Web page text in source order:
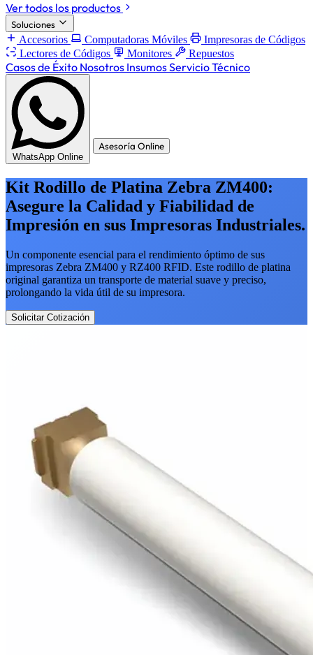
Ver todos los productos
Soluciones
Accesorios Computadoras Móviles
Impresoras de Códigos
Lectores de Códigos
Monitores Repuestos
Casos de Éxito Nosotros InsumosServicio Técnico
WhatsApp Online
Asesoría Online
Kit Rodillo de Platina Zebra ZM400:
Asegure la Calidad y Fiabilidad de
Impresión en sus Impresoras Industriales.
Un componente esencial para el rendimiento óptimo de sus
impresoras Zebra ZM400 y RZ400 RFID. Este rodillo de platina
original garantiza un transporte de material suave y preciso,
prolongando la vida útil de su impresora.
Solicitar Cotización